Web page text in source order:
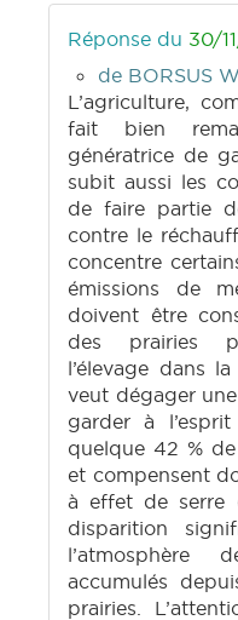
Réponse du 30/
de BORSUS
L’agriculture,
fait bien
génératrice de
subit aussi les
de faire partie
contre le
concentre
émissions de
doivent être
des prairies
l’élevage dans
veut dégager
garder à
quelque 42 %
et compensent
à effet de serre
disparition
l’atmosphère
accumulés
prairies.